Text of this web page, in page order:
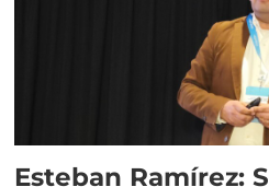
Esteban Ramírez: